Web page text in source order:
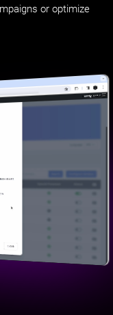
or optimize